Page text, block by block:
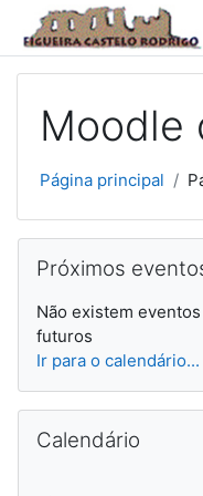
Ir para o conteúdo principal
Moodle
Página principal
Próximos
Não existem eventos
futuros
Ir para o calendário...
Calendário